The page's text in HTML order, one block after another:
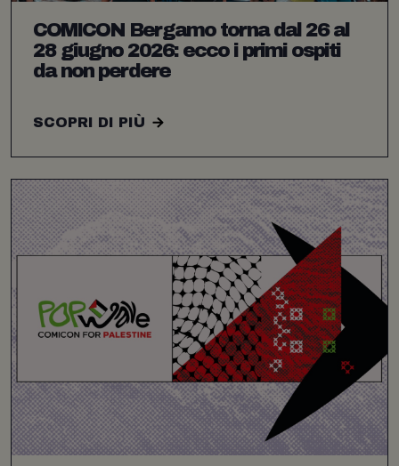
COMICON Bergamo torna dal 26 al
28 giugno 2026: ecco i primi ospiti
da non perdere
SCOPRI DI PIÙ